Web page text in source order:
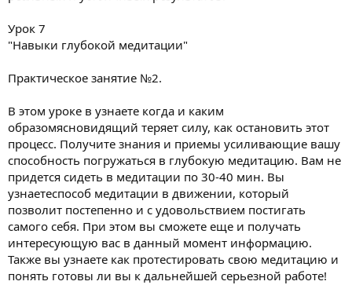
Урок 7
"Навыки глубокой медитации"
Практическое занятие №2.
В этом уроке в узнаете когда и каким
образомясновидящий теряет силу, как остановить этот
процесс. Получите знания и приемы усиливающие вашу
способность погружаться в глубокую медитацию. Вам не
придется сидеть в медитации по 30-40 мин. Вы
узнаетеспособ медитации в движении, который
позволит постепенно и с удовольствием постигать
самого себя. При этом вы сможете еще и получать
интересующую вас в данный момент информацию.
Также вы узнаете как протестировать свою медитацию и
понять готовы ли вы к дальнейшей серьезной работе!